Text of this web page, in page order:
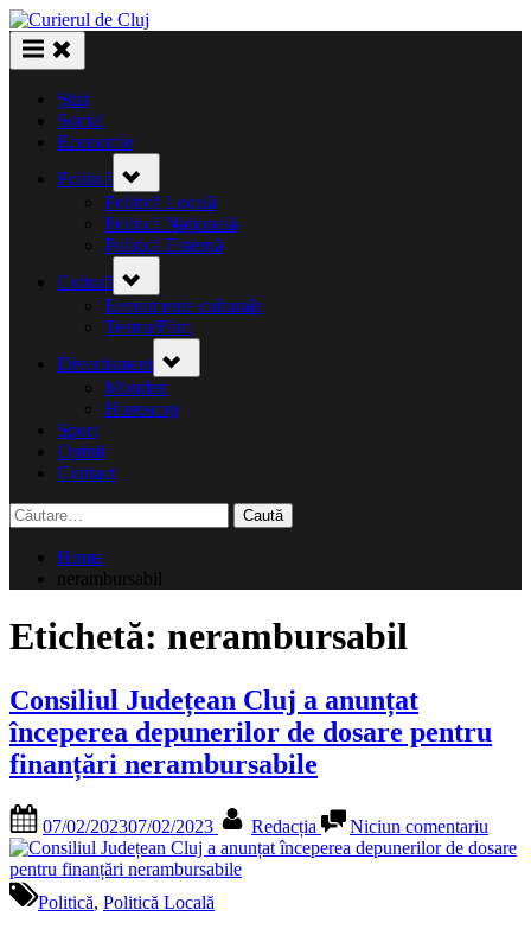
Skip
to
content
Știri
Social
Economie
Politică
sub-
menu
Politică Locală
Politică Națională
Politică Externă
Cultură
sub-
menu
Evenimente culturale
Teatru/Film
Divertisment sub-
menu
Monden
Horoscop
Sport
Opinii
Contact
Caută
după:
Home
nerambursabil
Etichetă: nerambursabil
Consiliul Județean Cluj a anunțat
începerea depunerilor de dosare pentru
finanțări nerambursabile
on
07/02/202307/02/2023 Redacția Niciun comentariu
Politică, Politică Locală